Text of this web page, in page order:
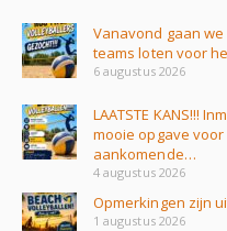
Vanavond gaan
teams loten voor
6 augustus 2026
LAATSTE KANS!!!
mooie opgave voor
aankomende…
4 augustus 2026
Opmerkingen zijn
1 augustus 2026